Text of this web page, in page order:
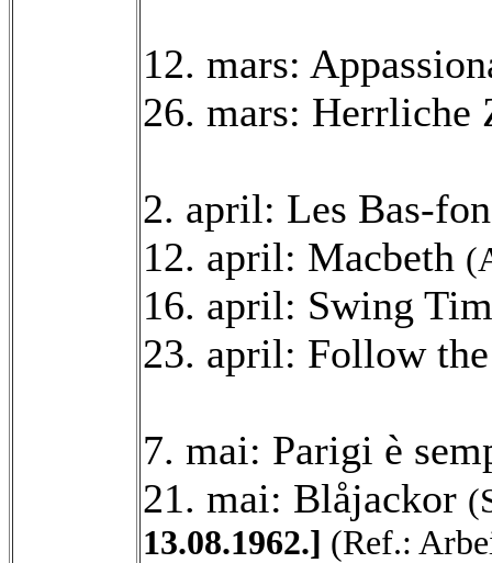
12. mars:
26. mars: Herrliche
2. april: Les Bas-
12. april: Macbeth
16. april: Swing
23. april: Follow
7. mai: Parigi è
21. mai: Blåjackor
13.08.1962.] (Ref.: